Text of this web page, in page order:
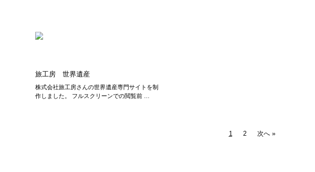
旅工房 世界遺産
株式会社旅工房さんの世界遺産専門サイトを制
作しました。 フルスクリーンでの閲覧前 …
1 2 次へ »